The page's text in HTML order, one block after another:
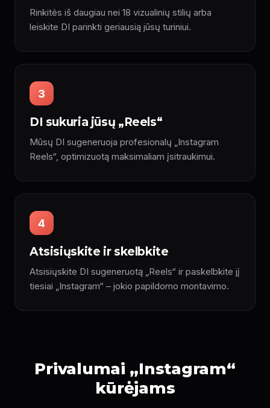
Rinkitės iš daugiau nei 18 vizualinių stilių arba
leiskite DI parinkti geriausią jūsų turiniui.
3
DI sukuria jūsų „Reels“
Mūsų DI sugeneruoja profesionalų „Instagram
Reels“, optimizuotą maksimaliam įsitraukimui.
4
Atsisiųskite ir skelbkite
Atsisiųskite DI sugeneruotą „Reels“ ir paskelbkite jį
tiesiai „Instagram“ – jokio papildomo montavimo.
Privalumai „Instagram“
kūrėjams